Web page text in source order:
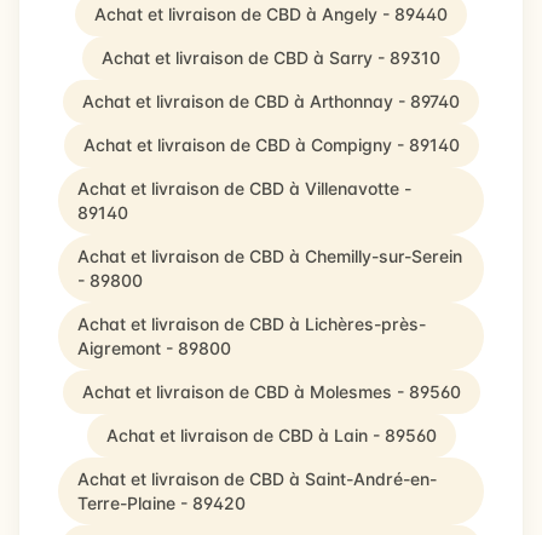
Achat et livraison de CBD à Angely - 89440
Achat et livraison de CBD à Sarry - 89310
Achat et livraison de CBD à Arthonnay - 89740
Achat et livraison de CBD à Compigny - 89140
Achat et livraison de CBD à Villenavotte -
89140
Achat et livraison de CBD à Chemilly-sur-Serein
- 89800
Achat et livraison de CBD à Lichères-près-
Aigremont - 89800
Achat et livraison de CBD à Molesmes - 89560
Achat et livraison de CBD à Lain - 89560
Achat et livraison de CBD à Saint-André-en-
Terre-Plaine - 89420